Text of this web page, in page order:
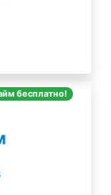
бесплатно!